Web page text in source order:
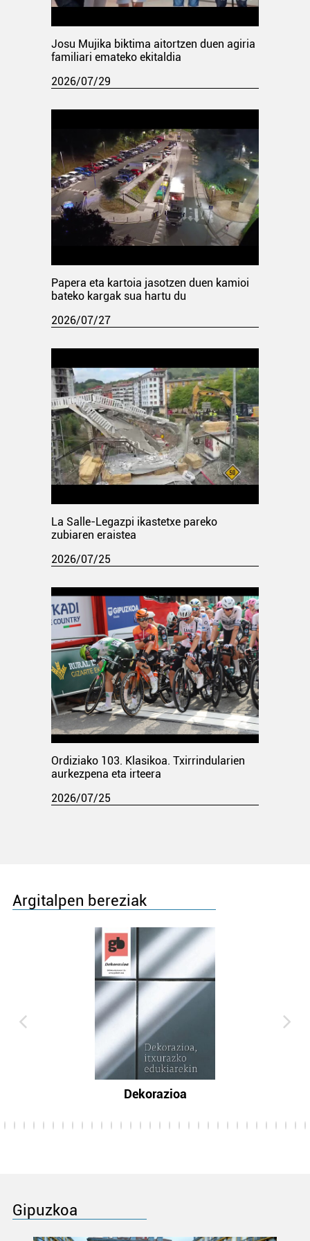
Josu Mujika biktima aitortzen duen agiria
familiari emateko ekitaldia
2026/07/29
Papera eta kartoia jasotzen duen kamioi
bateko kargak sua hartu du
2026/07/27
La Salle-Legazpi ikastetxe pareko
zubiaren eraistea
2026/07/25
Ordiziako 103. Klasikoa. Txirrindularien
aurkezpena eta irteera
2026/07/25
Argitalpen bereziak
Dekorazioa
Gipuzkoa